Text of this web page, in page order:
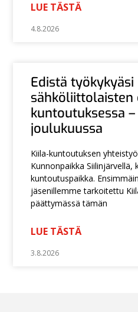
LUE TÄSTÄ
4.8.2026
Edistä työkykyäsi
sähköliittolaisten
kuntoutuksessa
joulukuussa
Kiila-kuntoutuksen
Kunnonpaikka Siilinjärvellä,
kuntoutuspaikka.
jäsenillemme tarkoitettu
päättymässä tämän
LUE TÄSTÄ
3.8.2026